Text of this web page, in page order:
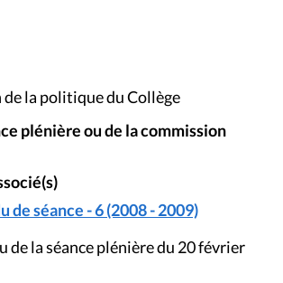
la politique du Collège
plénière ou de la commission
de séance - 6 (2008 - 2009)
de la séance plénière du 20 février